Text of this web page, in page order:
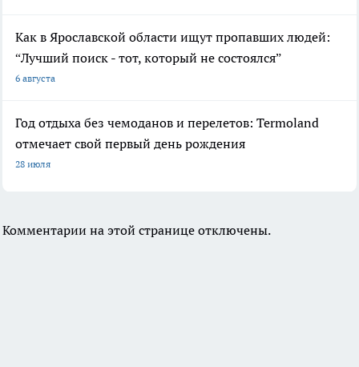
Как в Ярославской области ищут пропавших людей:
“Лучший поиск - тот, который не состоялся”
6 августа
Год отдыха без чемоданов и перелетов: Termoland
отмечает свой первый день рождения
28 июля
Комментарии на этой странице отключены.